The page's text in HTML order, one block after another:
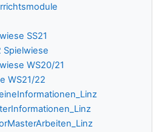
SS21
Spielwiese
WS20/21
WS21/22